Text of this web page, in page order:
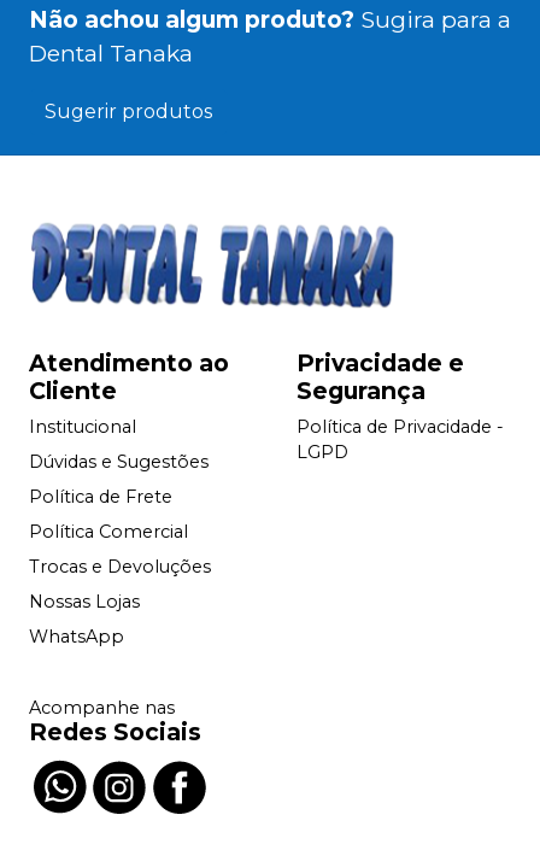
Não achou algum produto? Sugira para a
Dental Tanaka
Sugerir produtos
Atendimento ao
Cliente
Institucional
Dúvidas e Sugestões
Política de Frete
Política Comercial
Trocas e Devoluções
Nossas Lojas
WhatsApp
Privacidade e
Segurança
Política de Privacidade -
LGPD
Acompanhe nas
Redes Sociais